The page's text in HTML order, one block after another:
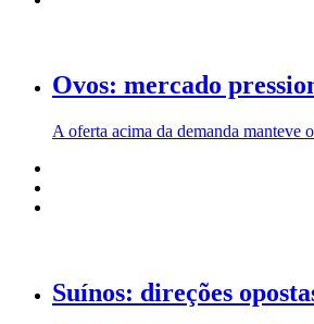
Ovos: mercado
A oferta acima da demanda manteve
Suínos: direções